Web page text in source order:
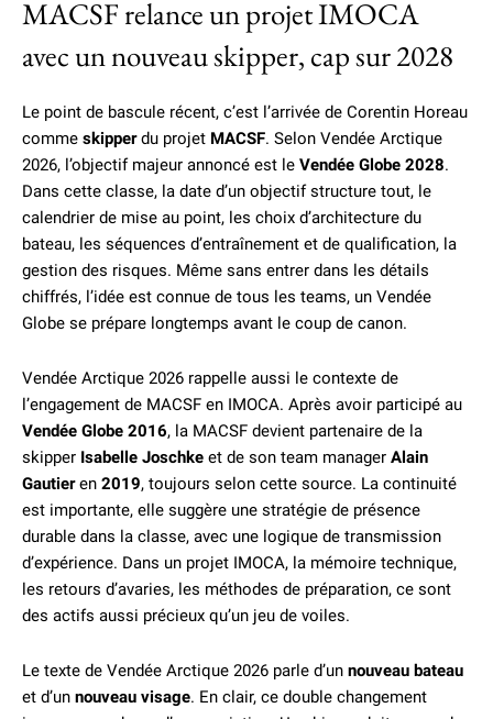
MACSF relance un projet IMOCA
avec un nouveau skipper, cap sur 2028
Le point de bascule récent, c’est l’arrivée de Corentin Horeau
comme skipperdu projet MACSF. Selon Vendée Arctique
2026, l’objectif majeur annoncé est le Vendée Globe 2028.
Dans cette classe, la date d’un objectif structure tout, le
calendrier de mise au point, les choix d’architecture du
bateau, les séquences d’entraînement et de qualification, la
gestion des risques. Même sans entrer dans les détails
chiffrés, l’idée est connue de tous les teams, un Vendée
Globe se prépare longtemps avant le coup de canon.
Vendée Arctique 2026 rappelle aussi le contexte de
l’engagement de MACSF en IMOCA. Après avoir participé au
Vendée Globe 2016, la MACSF devient partenaire de la
skipper Isabelle Joschke et de son team manager Alain
Gautieren 2019, toujours selon cette source. La continuité
est importante, elle suggère une stratégie de présence
durable dans la classe, avec une logique de transmission
d’expérience. Dans un projet IMOCA, la mémoire technique,
les retours d’avaries, les méthodes de préparation, ce sont
des actifs aussi précieux qu’un jeu de voiles.
Le texte de Vendée Arctique 2026 parle d’un nouveau bateau
et d’un nouveau visage. En clair, ce double changement